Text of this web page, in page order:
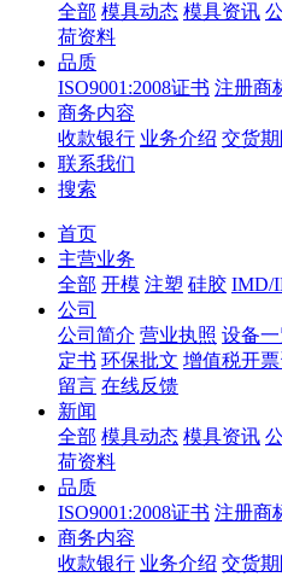
全部 模具动态 模具资讯
荷资料
品质
ISO9001:2008证书 注册商
商务内容
收款银行 业务介绍 交货
联系我们
搜索
首页
主营业务
全部 开模 注塑 硅胶 IMD/
公司
公司简介 营业执照 设备
定书 环保批文 增值税开
留言 在线反馈
新闻
全部 模具动态 模具资讯
荷资料
品质
ISO9001:2008证书 注册商
商务内容
收款银行 业务介绍 交货